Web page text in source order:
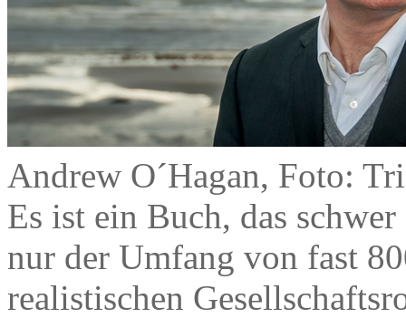
Andrew O´Hagan, Foto:
Es ist ein Buch, das
nur der Umfang von fast
realistischen